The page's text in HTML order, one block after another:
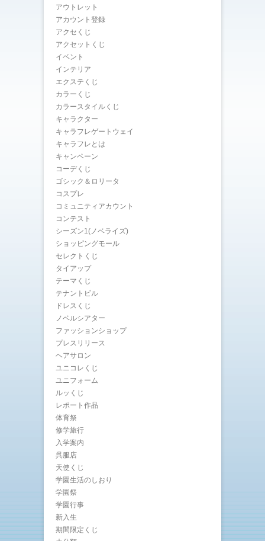
アウトレット
アカウント登録
アクセくじ
アクセットくじ
イベント
インテリア
エクステくじ
カラーくじ
カラースタイルくじ
キャラクター
キャラフレゲートウェイ
キャラフレとは
キャンペーン
コーデくじ
ゴシック＆ロリータ
コスプレ
コミュニティアカウント
コンテスト
シーズン1(ノベライズ)
ショッピングモール
セレクトくじ
タイアップ
テーマくじ
テナントビル
ドレスくじ
ノベルシアター
ファッションショップ
プレスリリース
ヘアサロン
ユニコレくじ
ユニフォーム
ルッくじ
レポート作品
体育祭
修学旅行
入学案内
呉服店
天使くじ
学園生活のしおり
学園祭
学園行事
新入生
期間限定くじ